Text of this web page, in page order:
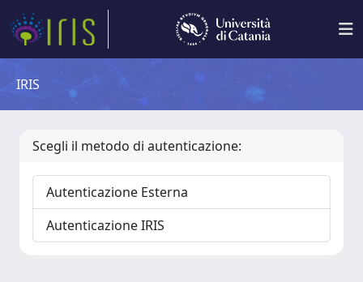
IRIS
Scegli il metodo di autenticazione:
Autenticazione Esterna
Autenticazione IRIS